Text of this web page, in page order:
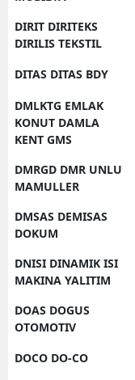
DIRIT DIRITEKS
DIRILIS TEKSTIL
DITAS DITAS BDY
DMLKTG EMLAK
KONUT DAMLA
KENT GMS
DMRGD DMR UNLU
MAMULLER
DMSAS DEMISAS
DOKUM
DNISI DINAMIK ISI
MAKINA YALITIM
DOAS DOGUS
OTOMOTIV
DOCO DO-CO